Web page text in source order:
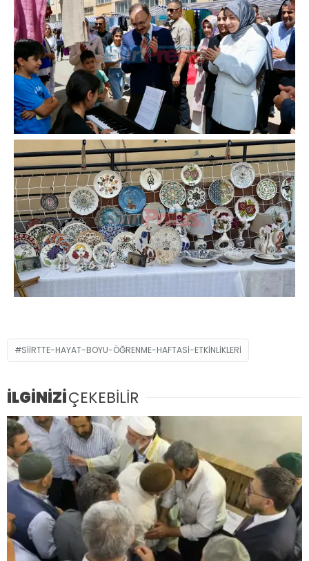
SIIRTTE-HAYAT-BOYU-ÖĞRENME-HAFTASI-ETKINLIKLERI
İLGİNİZİÇEKEBİLİR